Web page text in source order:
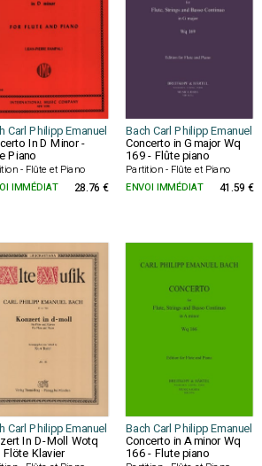
Carl Philipp Emanuel Bach Carl Philipp Emanuel
In D Minor -
Piano
- Flûte et Piano
Concerto in G major Wq
169 - Flûte piano
Partition - Flûte et Piano
IMMÉDIAT 28.76 € ENVOI IMMÉDIAT 41.59 €
Carl Philipp Emanuel Bach Carl Philipp Emanuel
In D-Moll Wotq
Klavier
Concerto in A minor Wq
166 - Flute piano